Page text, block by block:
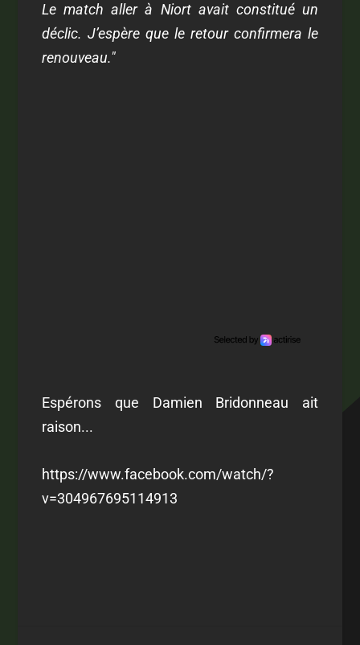
Le match aller à Niort avait constitué un
déclic. J’espère que le retour confirmera le
renouveau."
Espérons que Damien Bridonneau ait
raison...
https://www.facebook.com/watch/?
v=304967695114913